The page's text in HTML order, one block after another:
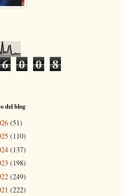
6 0 0 8
del blog
(51)
(110)
(137)
(198)
(249)
(222)